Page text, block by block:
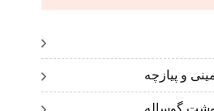
و پیازچه